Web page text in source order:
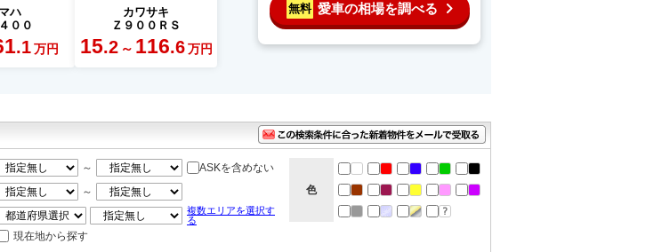
ハ
００
.1 万円
カワサキ
Ｚ９００ＲＳ
15.2 ～ 116.6 万円
無料 愛車の相場を調べる
～
ASKを含めない
～
複数エリアを選択す
る
現在地から探す
色